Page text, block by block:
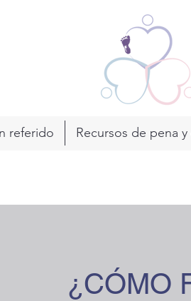
referido Recursos de pena
¿CÓMO